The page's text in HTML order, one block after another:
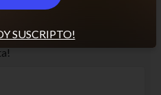
SUSCRIPTO!